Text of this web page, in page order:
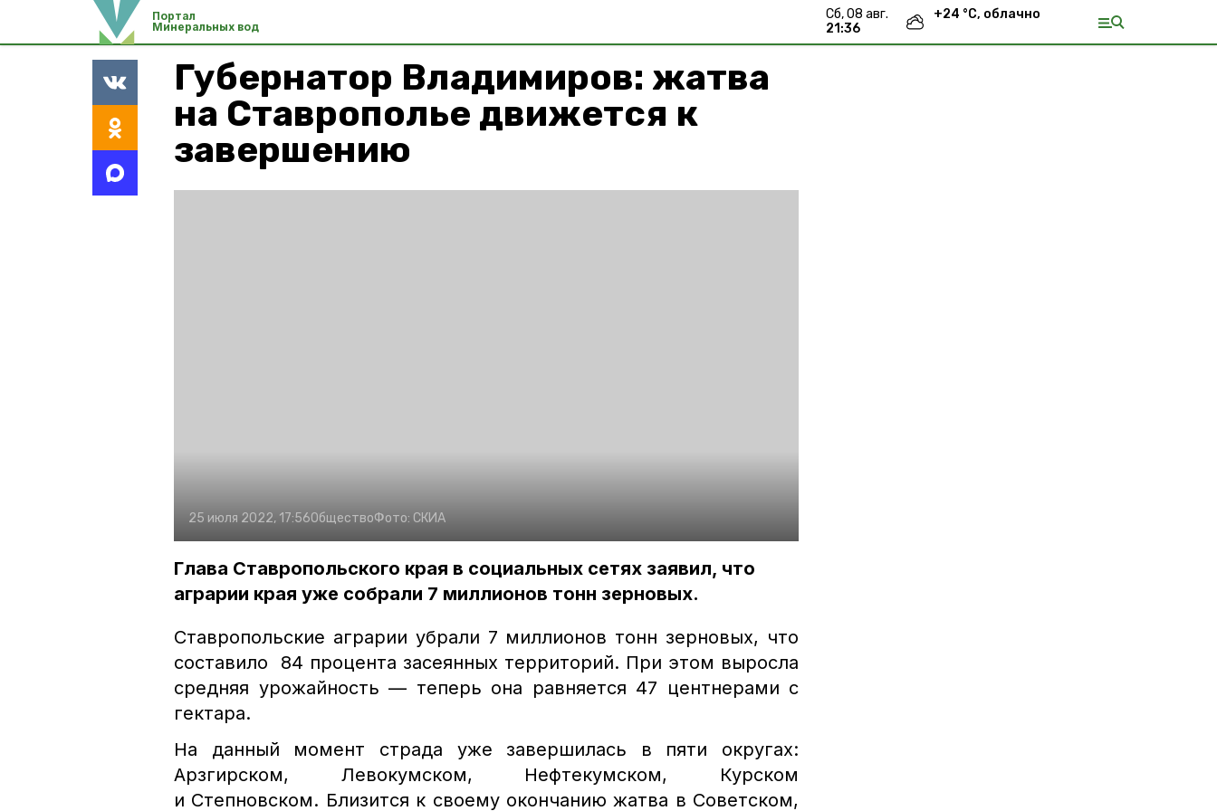
Портал
Минеральных вод
сб, 08 авг.
21:36
+24 °С, облачно
Губернатор Владимиров: жатва
на Ставрополье движется к
завершению
25 июля 2022, 17:56ОбществоФото: СКИА
Глава Ставропольского края в социальных сетях заявил, что
аграрии края уже собрали 7 миллионов тонн зерновых.
Ставропольские аграрии убрали 7 миллионов тонн зерновых, что
составило 84 процента засеянных территорий. При этом выросла
средняя урожайность — теперь она равняется 47 центнерами с
гектара.
На данный момент страда уже завершилась в пяти округах:
Арзгирском, Левокумском, Нефтекумском, Курском
и Степновском. Близится к своему окончанию жатва в Советском,